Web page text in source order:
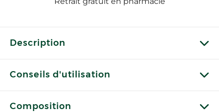
Description
Conseils d'utilisation
Composition